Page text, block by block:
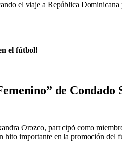
el viaje a República
el fútbol!
de Condado
Orozco, participó como
importante en la promoción del